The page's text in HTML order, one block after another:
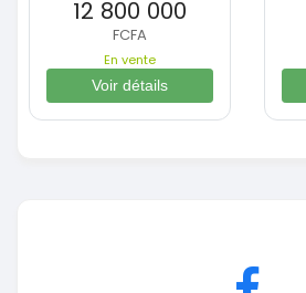
12 800 000
FCFA
En vente
Voir détails